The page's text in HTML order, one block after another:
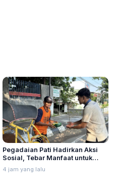
Pegadaian Pati Hadirkan Aksi
Sosial, Tebar Manfaat untuk
Masyarakat
4 jam yang lalu